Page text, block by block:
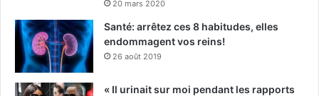
20 mars 2020
Santé: arrêtez ces 8 habitudes, elles
endommagent vos reins!
26 août 2019
« Il urinait sur moi pendant les rapports